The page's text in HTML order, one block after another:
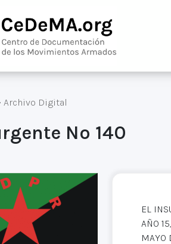
Archivo Digital
Nº 140
EL
AÑO
MAYO